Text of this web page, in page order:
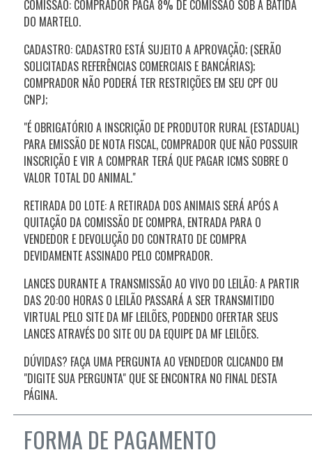
COMISSÃO: COMPRADOR PAGA 8% DE COMISSÃO SOB A BATIDA
DO MARTELO.
CADASTRO: CADASTRO ESTÁ SUJEITO A APROVAÇÃO; (SERÃO
SOLICITADAS REFERÊNCIAS COMERCIAIS E BANCÁRIAS);
COMPRADOR NÃO PODERÁ TER RESTRIÇÕES EM SEU CPF OU
CNPJ;
"É OBRIGATÓRIO A INSCRIÇÃO DE PRODUTOR RURAL (ESTADUAL)
PARA EMISSÃO DE NOTA FISCAL, COMPRADOR QUE NÃO POSSUIR
INSCRIÇÃO E VIR A COMPRAR TERÁ QUE PAGAR ICMS SOBRE O
VALOR TOTAL DO ANIMAL."
RETIRADA DO LOTE: A RETIRADA DOS ANIMAIS SERÁ APÓS A
QUITAÇÃO DA COMISSÃO DE COMPRA, ENTRADA PARA O
VENDEDOR E DEVOLUÇÃO DO CONTRATO DE COMPRA
DEVIDAMENTE ASSINADO PELO COMPRADOR.
LANCES DURANTE A TRANSMISSÃO AO VIVO DO LEILÃO: A PARTIR
DAS 20:00 HORAS O LEILÃO PASSARÁ A SER TRANSMITIDO
VIRTUAL PELO SITE DA MF LEILÕES, PODENDO OFERTAR SEUS
LANCES ATRAVÉS DO SITE OU DA EQUIPE DA MF LEILÕES.
DÚVIDAS? FAÇA UMA PERGUNTA AO VENDEDOR CLICANDO EM
"DIGITE SUA PERGUNTA" QUE SE ENCONTRA NO FINAL DESTA
PÁGINA.
FORMA DE PAGAMENTO